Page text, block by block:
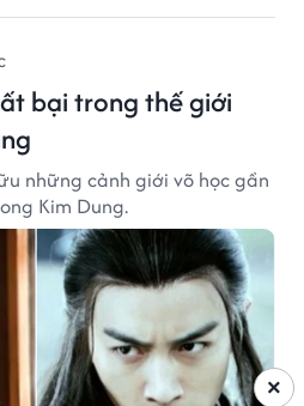
bại trong thế giới
những cảnh giới võ học gần
Kim Dung.
×